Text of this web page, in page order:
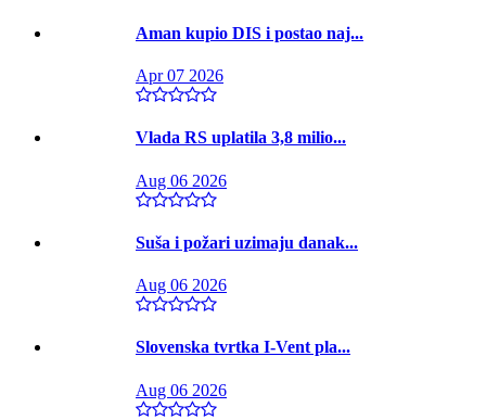
Aman kupio DIS i postao naj...
Apr 07 2026
Vlada RS uplatila 3,8 milio...
Aug 06 2026
Suša i požari uzimaju danak...
Aug 06 2026
Slovenska tvrtka I-Vent pla...
Aug 06 2026